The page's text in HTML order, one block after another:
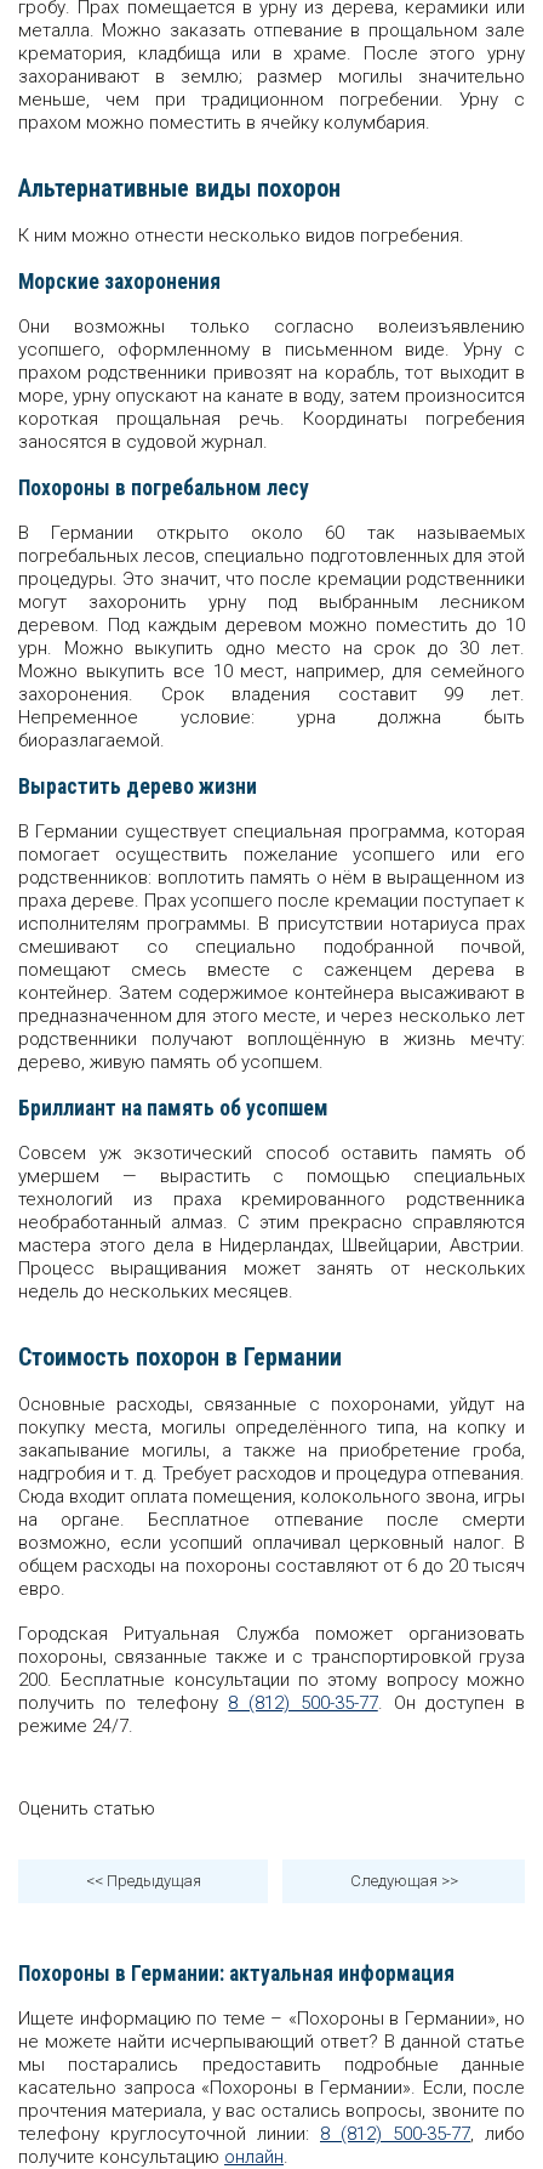
гробу. Прах помещается в урну из дерева, керамики или
металла. Можно заказать отпевание в прощальном зале
крематория, кладбища или в храме. После этого урну
захоранивают в землю; размер могилы значительно
меньше, чем при традиционном погребении. Урну с
прахом можно поместить в ячейку колумбария.
Альтернативные виды похорон
К ним можно отнести несколько видов погребения.
Морские захоронения
Они возможны только согласно волеизъявлению
усопшего, оформленному в письменном виде. Урну с
прахом родственники привозят на корабль, тот выходит в
море, урну опускают на канате в воду, затем произносится
короткая прощальная речь. Координаты погребения
заносятся в судовой журнал.
Похороны в погребальном лесу
В Германии открыто около 60 так называемых
погребальных лесов, специально подготовленных для этой
процедуры. Это значит, что после кремации родственники
могут захоронить урну под выбранным лесником
деревом. Под каждым деревом можно поместить до 10
урн. Можно выкупить одно место на срок до 30 лет.
Можно выкупить все 10 мест, например, для семейного
захоронения. Срок владения составит 99 лет.
Непременное условие: урна должна быть
биоразлагаемой.
Вырастить дерево жизни
В Германии существует специальная программа, которая
помогает осуществить пожелание усопшего или его
родственников: воплотить память о нём в выращенном из
праха дереве. Прах усопшего после кремации поступает к
исполнителям программы. В присутствии нотариуса прах
смешивают со специально подобранной почвой,
помещают смесь вместе с саженцем дерева в
контейнер. Затем содержимое контейнера высаживают в
предназначенном для этого месте, и через несколько лет
родственники получают воплощённую в жизнь мечту:
дерево, живую память об усопшем.
Бриллиант на память об усопшем
Совсем уж экзотический способ оставить память об
умершем — вырастить с помощью специальных
технологий из праха кремированного родственника
необработанный алмаз. С этим прекрасно справляются
мастера этого дела в Нидерландах, Швейцарии, Австрии.
Процесс выращивания может занять от нескольких
недель до нескольких месяцев.
Стоимость похорон в Германии
Основные расходы, связанные с похоронами, уйдут на
покупку места, могилы определённого типа, на копку и
закапывание могилы, а также на приобретение гроба,
надгробия и т. д. Требует расходов и процедура отпевания.
Сюда входит оплата помещения, колокольного звона, игры
на органе. Бесплатное отпевание после смерти
возможно, если усопший оплачивал церковный налог. В
общем расходы на похороны составляют от 6 до 20 тысяч
евро.
Городская Ритуальная Служба поможет организовать
похороны, связанные также и с транспортировкой груза
200. Бесплатные консультации по этому вопросу можно
получить по телефону 8 (812) 500-35-77. Он доступен в
режиме 24/7.
Оценить статью
<< Предыдущая Следующая >>
Похороны в Германии: актуальная информация
Ищете информацию по теме – «Похороны в Германии», но
не можете найти исчерпывающий ответ? В данной статье
мы постарались предоставить подробные данные
касательно запроса «Похороны в Германии». Если, после
прочтения материала, у вас остались вопросы, звоните по
телефону круглосуточной линии: 8 (812) 500-35-77, либо
получите консультацию онлайн.